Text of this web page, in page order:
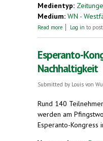
Medientyp:
Medium: WN -
Read more about
Log in to
Esperanto-
Nachhaltigkeit
Submitted by Louis von
Rund 140
werden am
Esperanto-Kongress